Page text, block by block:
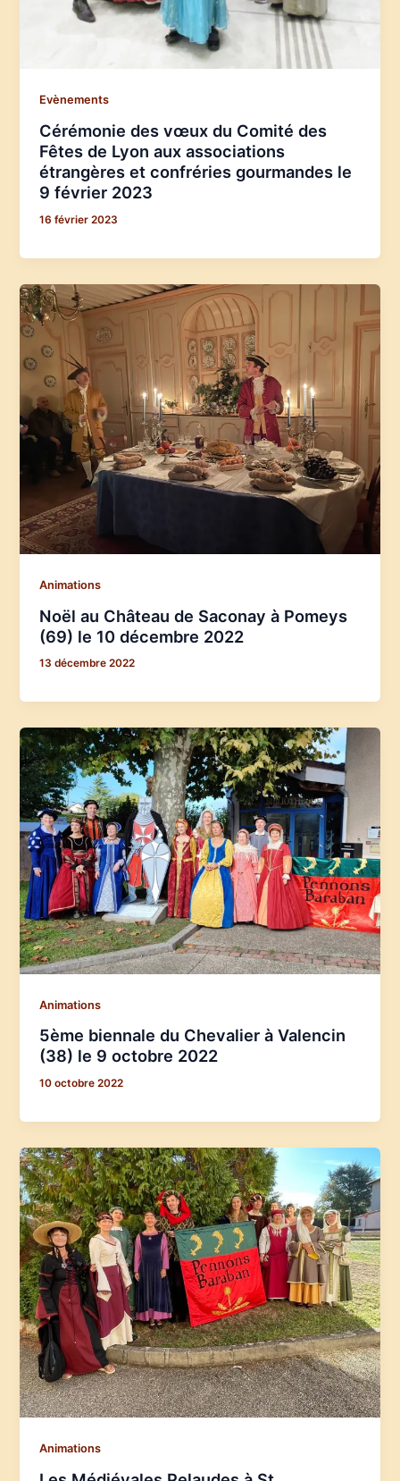
Evènements
Cérémonie des vœux du Comité des
Fêtes de Lyon aux associations
étrangères et confréries gourmandes le
9 février 2023
16 février 2023
Animations
Noël au Château de Saconay à Pomeys
(69) le 10 décembre 2022
13 décembre 2022
Animations
5ème biennale du Chevalier à Valencin
(38) le 9 octobre 2022
10 octobre 2022
Animations